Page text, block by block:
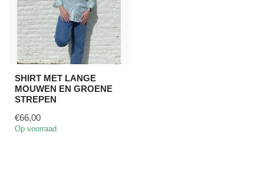
SHIRT MET LANGE
MOUWEN EN GROENE
STREPEN
€66,00
Op voorraad